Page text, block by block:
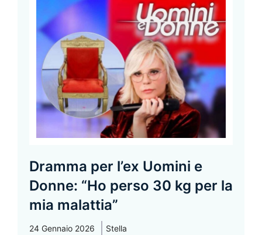
Dramma per l’ex Uomini e
Donne: “Ho perso 30 kg per la
mia malattia”
24 Gennaio 2026 Stella